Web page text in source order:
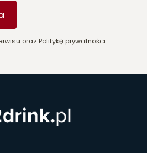
oraz Politykę prywatności.